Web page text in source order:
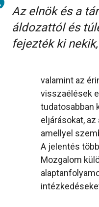
Az elnök és a
áldozattól és
fejezték ki nekik,
valamint az
visszaélések
tudatosabban
eljárásokat,
amellyel
A jelentés
Mozgalom